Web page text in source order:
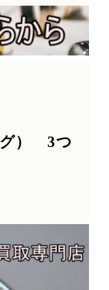
グ） 3つ